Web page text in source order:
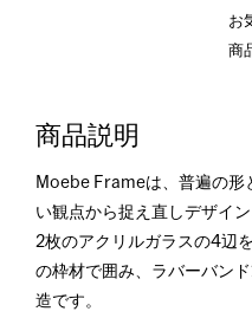
お
商
商品説明
Moebe Frameは、普遍の形
い観点から捉え直しデザイ
2枚のアクリルガラスの4辺
の枠材で囲み、ラバーバン
造です。